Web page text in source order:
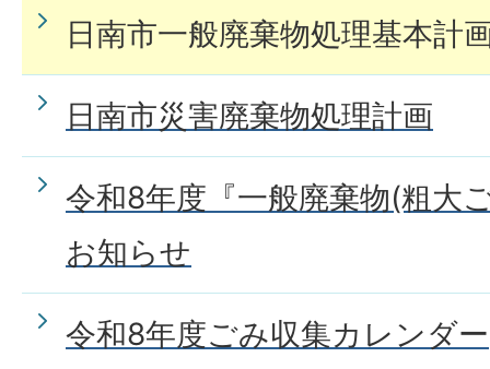
日南市一般廃棄物処理基本計
日南市災害廃棄物処理計画
令和8年度『一般廃棄物(粗大
お知らせ
令和8年度ごみ収集カレンダー